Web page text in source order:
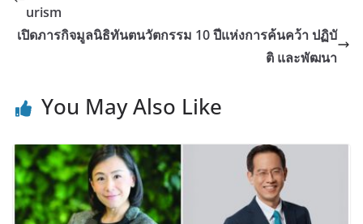
urism
เปิดภารกิจมูลนิธิทันตนวัตกรรม 10 ปีแห่งการค้นคว้า ปฏิบั
ติ และพัฒนา
You May Also Like